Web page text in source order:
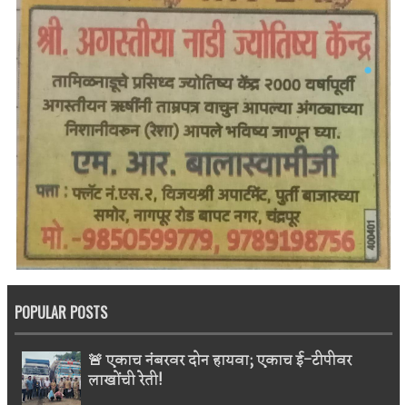
POPULAR POSTS
🚨 एकाच नंबरवर दोन हायवा; एकाच ई-टीपीवर
लाखोंची रेती!